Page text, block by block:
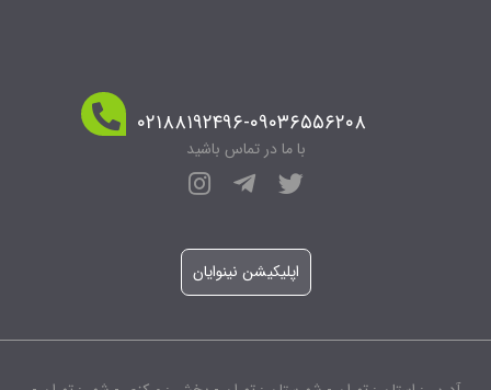
۰۲۱۸۸۱۹۲۴۹۶-۰۹۰۳۶۵۵۶۲۰۸
با ما در تماس باشید
اپلیکیشن نینوایان